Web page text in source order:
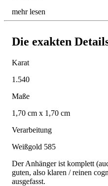
mehr lesen
Die exakten
Karat
1.540
Maße
1,70 cm x 1,70 cm
Verarbeitung
Weißgold 585
Der Anhänger ist komplett
guten, also klaren / reinen
ausgefasst.